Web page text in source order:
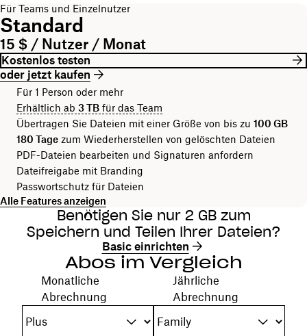
Für Teams und Einzelnutzer
Standard
15 $ / Nutzer / Monat
Kostenlos testen
oder jetzt kaufen
Für 1 Person oder mehr
Erhältlich ab 3 TB für das Team
Übertragen Sie Dateien mit einer Größe von bis zu 100 GB
180 Tage zum Wiederherstellen von gelöschten Dateien
PDF-Dateien bearbeiten und Signaturen anfordern
Dateifreigabe mit Branding
Passwortschutz für Dateien
Alle Features anzeigen
Benötigen Sie nur 2 GB zum
Speichern und Teilen Ihrer Dateien?
Basic einrichten
Abos im Vergleich
Ihren Abrechnungszeitraum wählen
Monatliche
Abrechnung
Jährliche
Abrechnung